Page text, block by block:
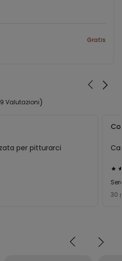
Gratis
Valutazioni
per pitturarci
5
su
30